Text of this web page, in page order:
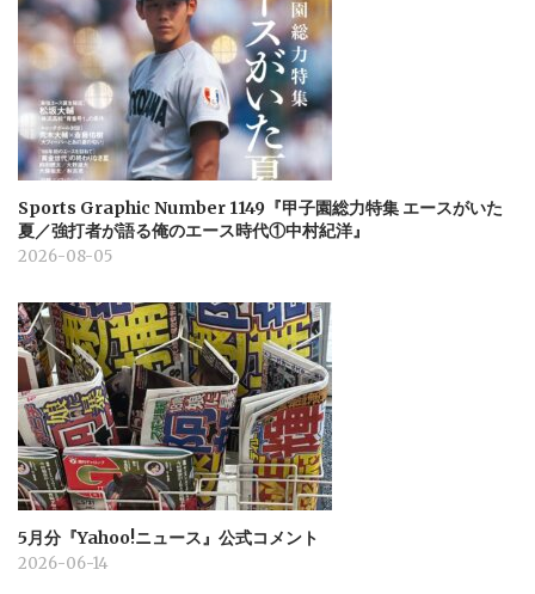
Sports Graphic Number 1149『甲子園総力特集 エースがいた
夏／強打者が語る俺のエース時代①中村紀洋』
2026-08-05
5月分『Yahoo!ニュース』公式コメント
2026-06-14